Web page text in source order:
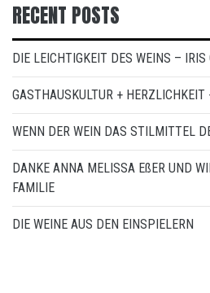
RECENT POSTS
DIE LEICHTIGKEIT DES WEINS – IRIS
GASTHAUSKULTUR + HERZLICHKEIT
WENN DER WEIN DAS STILMITTEL
DANKE ANNA MELISSA EßER UND
FAMILIE
DIE WEINE AUS DEN EINSPIELERN